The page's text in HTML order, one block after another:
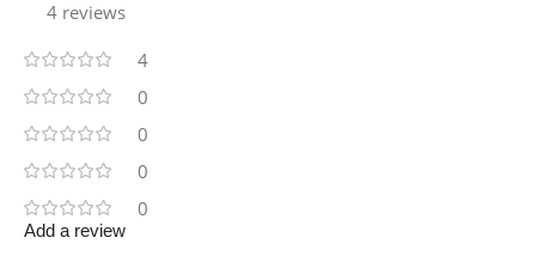
4 reviews
4
0
0
0
0
Add a review